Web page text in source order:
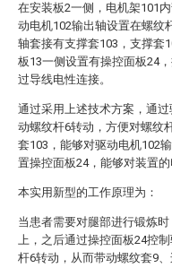
在安装板2一侧，电机架101
动电机102输出轴设置在螺纹
轴套接有支撑套103，支撑套
板13一侧设置有操控面板24
过导线电性连接。
通过采用上述技术方案，通
动螺纹杆6转动，方便对螺纹
套103，能够对驱动电机102
置操控面板24，能够对装置的
本实用新型的工作原理为：
当患者需要对腿部进行锻炼
上，之后通过操控面板24控
杆6转动，从而带动螺纹套9